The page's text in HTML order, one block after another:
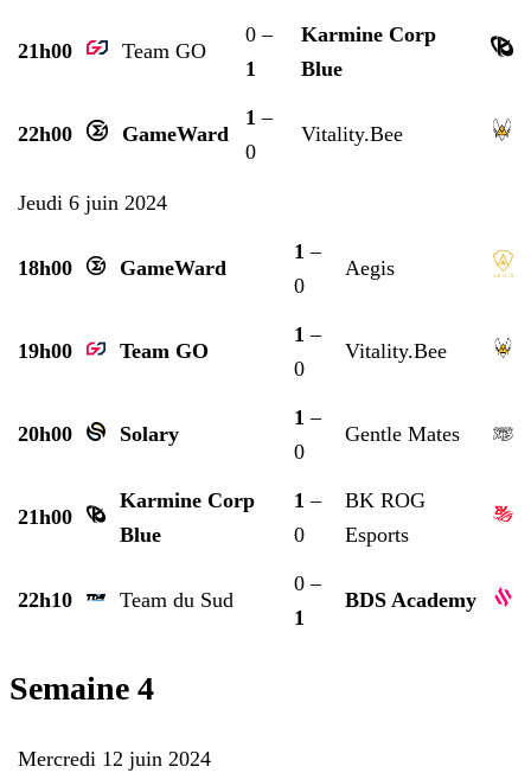
21h00 Team GO
0 –
1
Karmine Corp
Blue
22h00 GameWard
1 –
0
Vitality.Bee
Jeudi 6 juin 2024
18h00 GameWard
1 –
0
Aegis
19h00 Team GO
1 –
0
Vitality.Bee
20h00 Solary
1 –
0
Gentle Mates
21h00
Karmine Corp
Blue
1 –
0
BK ROG
Esports
22h10 Team du Sud
0 –
1
BDS Academy
Semaine 4
Mercredi 12 juin 2024